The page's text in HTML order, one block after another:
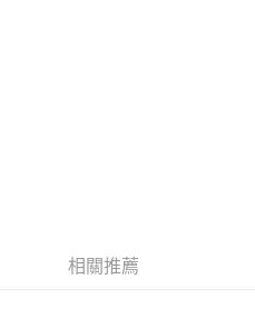
不需儲值。
即可結帳。
款。
」後，將跳轉至「AFTEE先享後付」
，方視為交易完成。
繳費，但若您需要取消訂單，請聯絡
相關推薦